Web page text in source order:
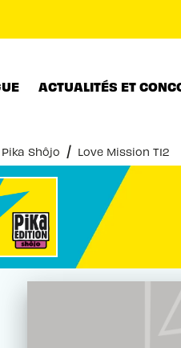
ACTUALITÉS ET
Pika Shôjo / Love Mission T12